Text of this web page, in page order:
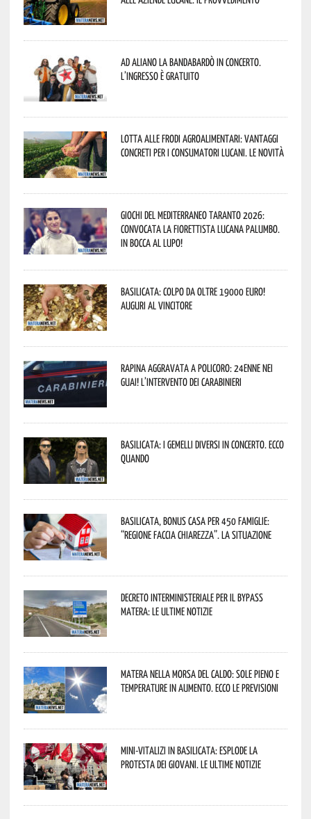
Ad Aliano la Bandabardò in concerto.
L’ingresso è gratuito
Lotta alle frodi agroalimentari: vantaggi
concreti per i consumatori lucani. Le novità
Giochi del Mediterraneo Taranto 2026:
convocata la fiorettista lucana Palumbo.
In bocca al lupo!
Basilicata: colpo da oltre 19000 Euro!
Auguri al vincitore
Rapina aggravata a Policoro: 24enne nei
guai! L’intervento dei Carabinieri
Basilicata: i Gemelli DiVersi in concerto. Ecco
quando
Basilicata, Bonus casa per 450 famiglie:
“Regione faccia chiarezza”. La situazione
Decreto interministeriale per il Bypass
Matera: le ultime notizie
Matera nella morsa del caldo: sole pieno e
temperature in aumento. Ecco le previsioni
Mini-vitalizi in Basilicata: esplode la
protesta dei giovani. Le ultime notizie